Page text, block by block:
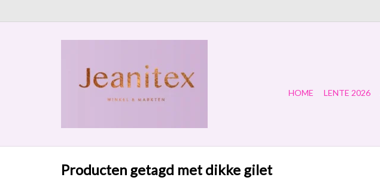
HOME LENTE 2026
Producten getagd met dikke gilet